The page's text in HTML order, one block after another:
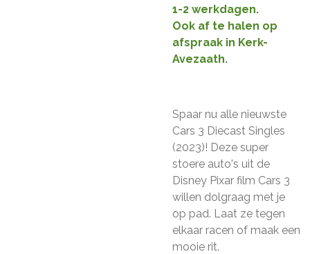
1-2 werkdagen.
Ook af te halen op
afspraak in Kerk-
Avezaath.
Spaar nu alle nieuwste
Cars 3 Diecast Singles
(2023)! Deze super
stoere auto's uit de
Disney Pixar film Cars 3
willen dolgraag met je
op pad. Laat ze tegen
elkaar racen of maak een
mooie rit.